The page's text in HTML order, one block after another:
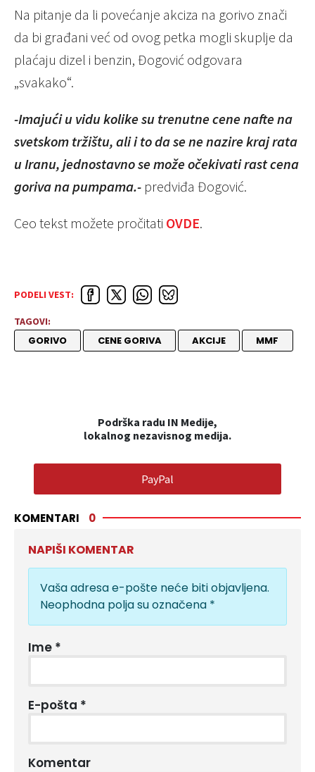
Na pitanje da li povećanje akciza na gorivo znači
da bi građani već od ovog petka mogli skuplje da
plaćaju dizel i benzin, Đogović odgovara
„svakako“.
-Imajući u vidu kolike su trenutne cene nafte na
svetskom tržištu, ali i to da se ne nazire kraj rata
u Iranu, jednostavno se može očekivati rast cena
goriva na pumpama.- predviđa Đogović.
Ceo tekst možete pročitati OVDE.
PODELI VEST:
TAGOVI:
GORIVO CENE GORIVA AKCIJE MMF
Podrška radu IN Medije,
lokalnog nezavisnog medija.
PayPal
KOMENTARI 0
NAPIŠI KOMENTAR
Vaša adresa e-pošte neće biti objavljena.
Neophodna polja su označena *
Ime *
E-pošta *
Komentar